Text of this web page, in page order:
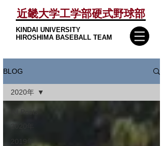
​近畿大学工学部硬式野球部
KINDAI UNIVERSITY
HIROSHIMA BASEBALL TEAM
BLOG
All Posts
2019年
2020年